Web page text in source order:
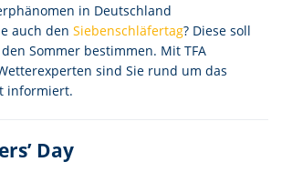
in Deutschland
auch den Siebenschläfertag? Diese soll
Sommer bestimmen. Mit TFA
sind Sie rund um das
informiert.
Day